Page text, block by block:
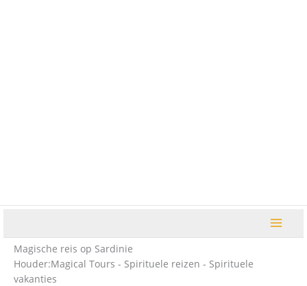
Magische reis op Sardinie
Houder:Magical Tours - Spirituele reizen - Spirituele
vakanties